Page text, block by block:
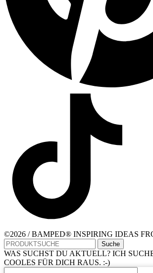
©2026 / BAMPED® INSPIRING IDEAS
Suche
WAS SUCHST DU AKTUELL? ICH
COOLES FÜR DICH RAUS. :-)